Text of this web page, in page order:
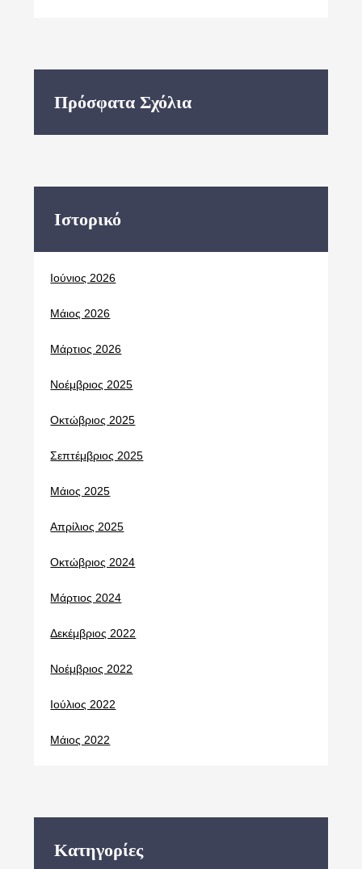
Πρόσφατα Σχόλια
Ιστορικό
Ιούνιος 2026
Μάιος 2026
Μάρτιος 2026
Νοέμβριος 2025
Οκτώβριος 2025
Σεπτέμβριος 2025
Μάιος 2025
Απρίλιος 2025
Οκτώβριος 2024
Μάρτιος 2024
Δεκέμβριος 2022
Νοέμβριος 2022
Ιούλιος 2022
Μάιος 2022
Kατηγορίες